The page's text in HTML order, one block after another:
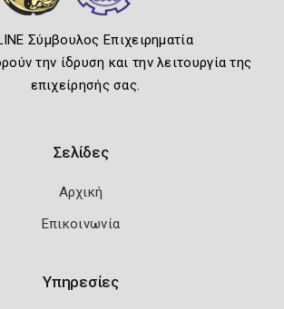
Σύμβουλος Επιχειρηματία
την ίδρυση και την λειτουργία της
επιχείρησής σας.
Σελίδες
Αρχική
Επικοινωνία
Υπηρεσίες